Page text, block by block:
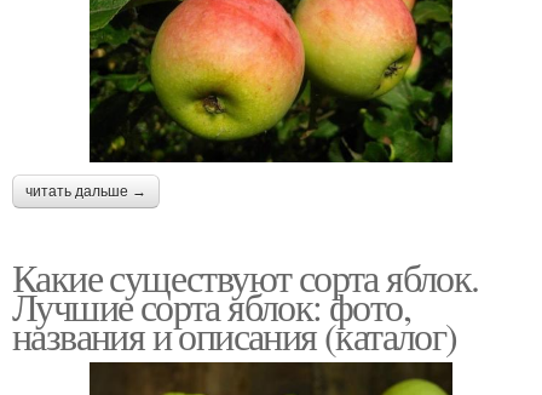
читать дальше →
Какие существуют сорта яблок.
Лучшие сорта яблок: фото,
названия и описания (каталог)